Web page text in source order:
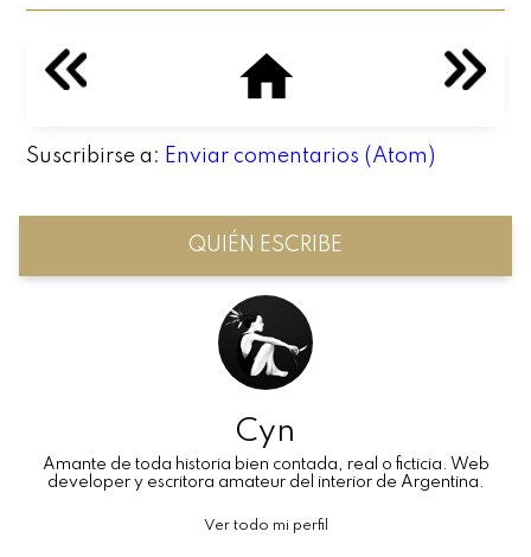
Suscribirse a: Enviar comentarios (Atom)
QUIÉN ESCRIBE
Cyn
Amante de toda historia bien contada, real o ficticia. Web
developer y escritora amateur del interior de Argentina.
Ver todo mi perfil